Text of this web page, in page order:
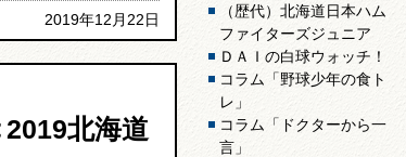
2019年12月22日
北海道
（歴代）北海道日本ハム
ファイターズジュニア
ＤＡＩの白球ウォッチ！
コラム「野球少年の食ト
レ」
コラム「ドクターから一
言」